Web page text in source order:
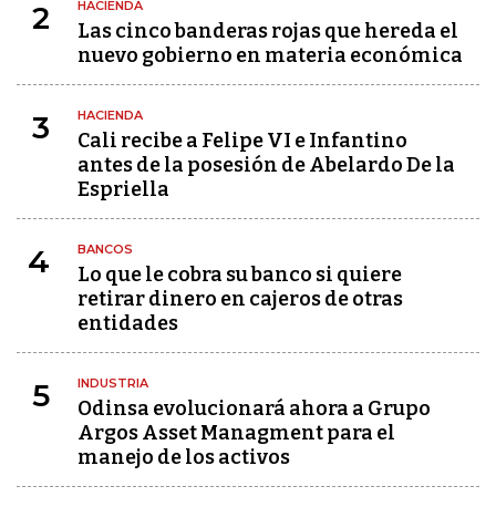
2 HACIENDA
Las cinco banderas rojas que hereda el
nuevo gobierno en materia económica
3 HACIENDA
Cali recibe a Felipe VI e Infantino
antes de la posesión de Abelardo De la
Espriella
4 BANCOS
Lo que le cobra su banco si quiere
retirar dinero en cajeros de otras
entidades
5 INDUSTRIA
Odinsa evolucionará ahora a Grupo
Argos Asset Managment para el
manejo de los activos